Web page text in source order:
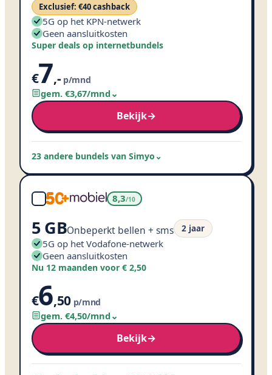
Exclusief: €40cashback
5G op het KPN-netwerk
Geen aansluitkosten
Super deals op internetbundels
€7,-p/mnd
gem. €3,67/mnd ⌄
Bekijk→
23 andere bundels van Simyo ⌄
8,3/10
5 GBOnbeperkt bellen + sms 2 jaar
5G op het Vodafone-netwerk
Geen aansluitkosten
Nu 12 maanden voor € 2,50
€6,50p/mnd
gem. €4,50/mnd ⌄
Bekijk→